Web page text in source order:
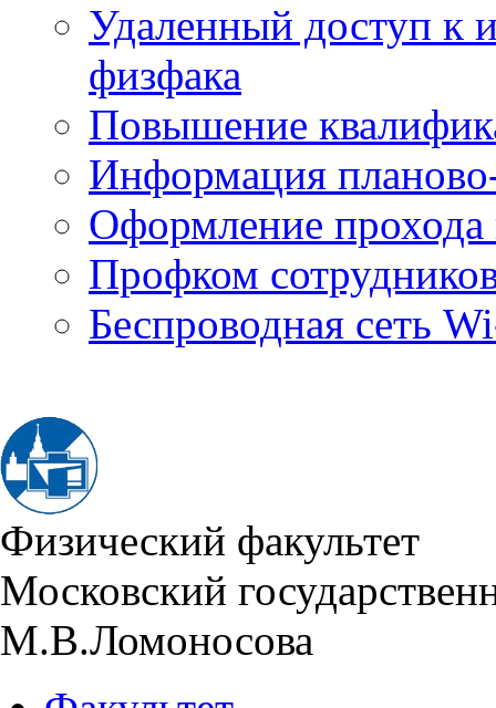
Удаленный доступ к
физфака
Повышение
Информация
Оформление прохода
Профком
Беспроводная сеть
Физический факультет
Московский
М.В.Ломоносова